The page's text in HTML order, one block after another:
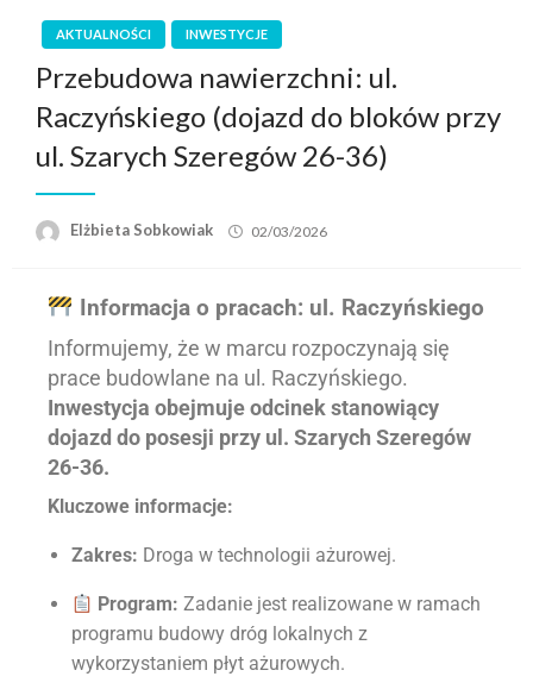
AKTUALNOŚCI INWESTYCJE
Przebudowa nawierzchni: ul.
Raczyńskiego (dojazd do bloków przy
ul. Szarych Szeregów 26-36)
Elżbieta Sobkowiak 02/03/2026
Informacja o pracach: ul. Raczyńskiego
Informujemy, że w marcu rozpoczynają się
prace budowlane na ul. Raczyńskiego.
Inwestycja obejmuje odcinek stanowiący
dojazd do posesji przy ul. Szarych Szeregów
26-36.
Kluczowe informacje:
Zakres: Droga w technologii ażurowej.
Program: Zadanie jest realizowane w ramach
programu budowy dróg lokalnych z
wykorzystaniem płyt ażurowych.